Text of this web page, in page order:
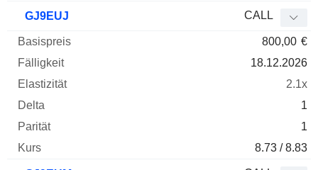
GJ9EUJ CALL
800,00 €
18.12.2026
2.1x
1
1
8.73 / 8.83